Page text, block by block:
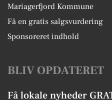
Mariagerfjord Kommune
Få en gratis salgsvurdering
Sponsoreret indhold
BLIV OPDATERET
Få lokale nyheder